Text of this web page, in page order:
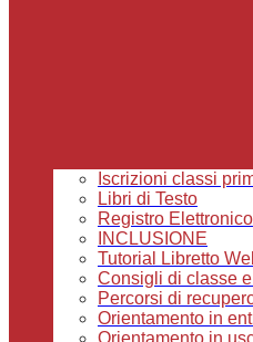
Iscrizioni classi
Libri di Testo
Registro Elettronico
INCLUSIONE
Tutorial Libretto
Consigli di classe
Percorsi di
Orientamento in